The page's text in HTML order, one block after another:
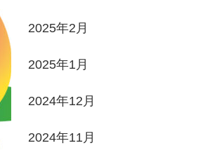
2025年2月
2025年1月
2024年12月
2024年11月